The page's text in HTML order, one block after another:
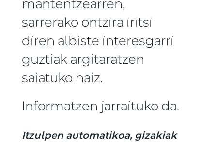
sarrerako ontzira iritsi
diren albiste interesgarri
guztiak argitaratzen
saiatuko naiz.
Informatzen jarraituko da.
Itzulpen automatikoa, gizakiak